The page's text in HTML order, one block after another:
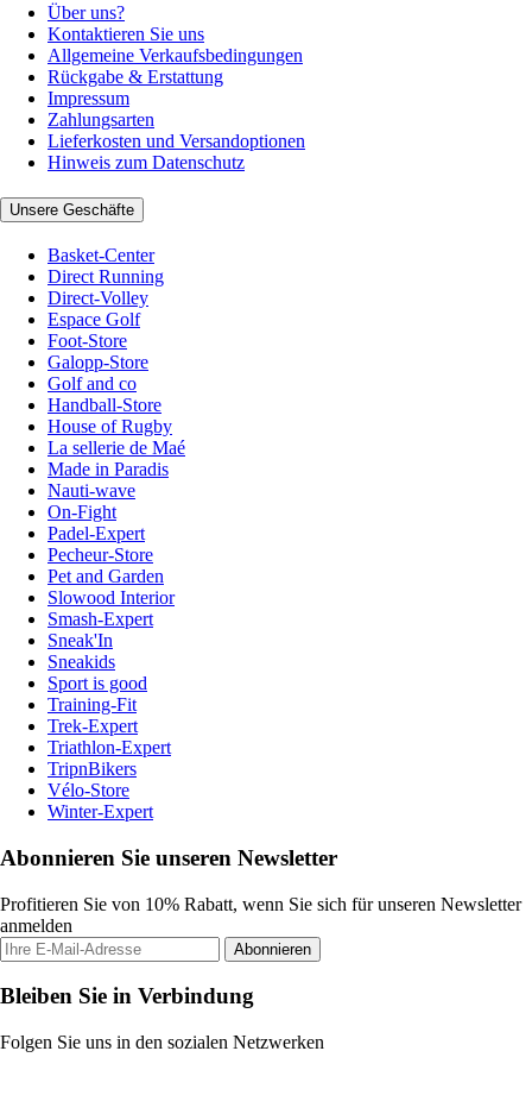
Über uns?
Kontaktieren Sie uns
Allgemeine Verkaufsbedingungen
Rückgabe & Erstattung
Impressum
Zahlungsarten
Lieferkosten und Versandoptionen
Hinweis zum Datenschutz
Unsere Geschäfte
Basket-Center
Direct Running
Direct-Volley
Espace Golf
Foot-Store
Galopp-Store
Golf and co
Handball-Store
House of Rugby
La sellerie de Maé
Made in Paradis
Nauti-wave
On-Fight
Padel-Expert
Pecheur-Store
Pet and Garden
Slowood Interior
Smash-Expert
Sneak'In
Sneakids
Sport is good
Training-Fit
Trek-Expert
Triathlon-Expert
TripnBikers
Vélo-Store
Winter-Expert
Abonnieren Sie unseren Newsletter
Profitieren Sie von 10% Rabatt, wenn Sie sich für unseren Newsletter
anmelden
Abonnieren
Bleiben Sie in Verbindung
Folgen Sie uns in den sozialen Netzwerken